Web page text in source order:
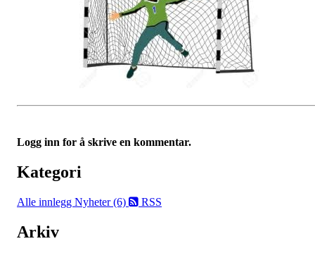
Logg inn for å skrive en kommentar.
Kategori
Alle innlegg Nyheter (6) RSS
Arkiv